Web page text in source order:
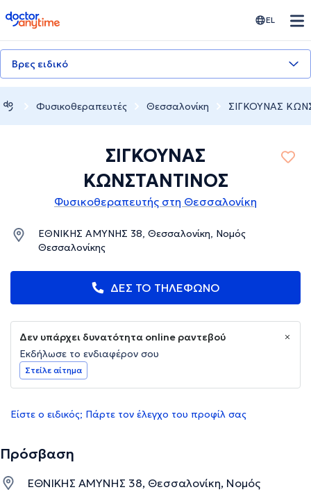
doctoranytime EL
Βρες ειδικό
Φυσικοθεραπευτές Θεσσαλονίκη ΣΙΓΚΟΥΝΑΣ
ΣΙΓΚΟΥΝΑΣ
ΚΩΝΣΤΑΝΤΙΝΟΣ
Φυσικοθεραπευτής στη Θεσσαλονίκη
ΕΘΝΙΚΗΣ ΑΜΥΝΗΣ 38, Θεσσαλονίκη, Νομός
Θεσσαλονίκης
ΔΕΣ ΤΟ ΤΗΛΕΦΩΝΟ
Δεν υπάρχει δυνατότητα online ραντεβού
Εκδήλωσε το ενδιαφέρον σου
Στείλε αίτημα
Είστε ο ειδικός; Πάρτε τον έλεγχο του προφίλ σας
Πρόσβαση
ΕΘΝΙΚΗΣ ΑΜΥΝΗΣ 38, Θεσσαλονίκη, Νομός